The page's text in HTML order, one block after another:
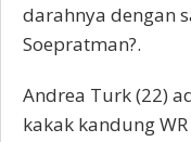
darahnya dengan
Soepratman?.
Andrea Turk (22)
kakak kandung